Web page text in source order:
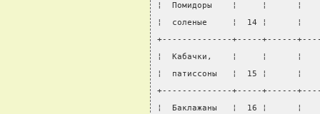
¦  Помидоры    ¦     ¦
¦  соленые     ¦  14 ¦
+--------------+-----+------
¦  Кабачки,    ¦     ¦
¦  патиссоны   ¦  15 ¦
+--------------+-----+------
¦  Баклажаны   ¦  16 ¦